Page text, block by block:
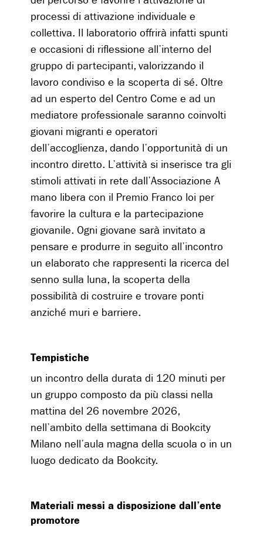
processi di attivazione individuale e
collettiva. Il laboratorio offrirà infatti spunti
e occasioni di riflessione all’interno del
gruppo di partecipanti, valorizzando il
lavoro condiviso e la scoperta di sé. Oltre
ad un esperto del Centro Come e ad un
mediatore professionale saranno coinvolti
giovani migranti e operatori
dell’accoglienza, dando l’opportunità di un
incontro diretto. L’attività si inserisce tra gli
stimoli attivati in rete dall’Associazione A
mano libera con il Premio Franco loi per
favorire la cultura e la partecipazione
giovanile. Ogni giovane sarà invitato a
pensare e produrre in seguito all’incontro
un elaborato che rappresenti la ricerca del
senno sulla luna, la scoperta della
possibilità di costruire e trovare ponti
anziché muri e barriere.
Tempistiche
un incontro della durata di 120 minuti per
un gruppo composto da più classi nella
mattina del 26 novembre 2026,
nell’ambito della settimana di Bookcity
Milano nell’aula magna della scuola o in un
luogo dedicato da Bookcity.
Materiali messi a disposizione dall’ente
promotore